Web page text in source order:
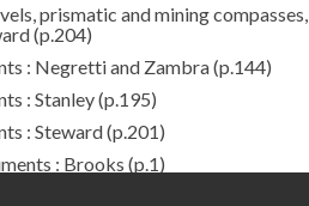
prismatic and mining compasses,
(p.204)
: Negretti and Zambra(p.144)
: Stanley(p.195)
: Steward(p.201)
: Brooks (p.1)